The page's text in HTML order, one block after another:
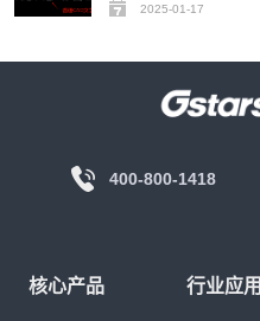
2025-01-17
400-800-1418
核心产品 行业应用